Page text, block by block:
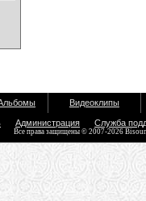
Видеоклипы
Администрация Служба
Все права защищены © 2007-2026